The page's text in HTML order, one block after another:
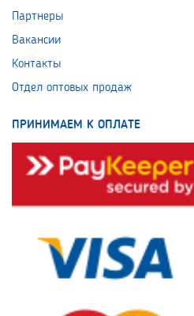
Партнеры
Вакансии
Контакты
Отдел оптовых продаж
ПРИНИМАЕМ К ОПЛАТЕ